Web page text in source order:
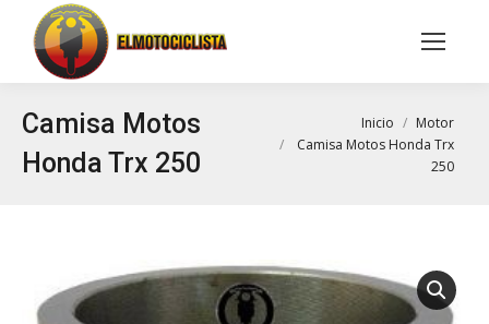
Buscar:
Camisa Motos
Honda Trx 250
Inicio
Motor
Camisa Motos Honda Trx
250